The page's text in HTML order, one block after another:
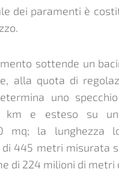
dei paramenti è
sottende un
alla quota di
uno
e esteso su
mq; la lunghezza
445 metri misurata
di 224 milioni di metri